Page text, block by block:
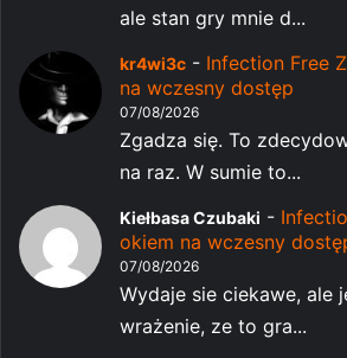
ale stan gry mnie d...
kr4wi3c - Infection Free
na wczesny dostęp
07/08/2026
Zgadza się. To
na raz. W sumie to...
Kiełbasa Czubaki -
okiem na wczesny
07/08/2026
Wydaje sie ciekawe, ale
wrażenie, ze to gra...